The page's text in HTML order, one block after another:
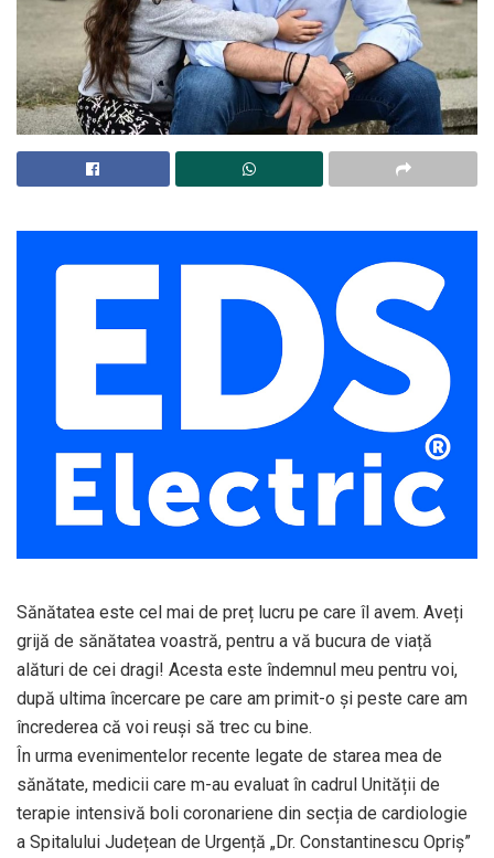
Sănătatea este cel mai de preț lucru pe care îl avem. Aveți
grijă de sănătatea voastră, pentru a vă bucura de viață
alături de cei dragi! Acesta este îndemnul meu pentru voi,
după ultima încercare pe care am primit-o și peste care am
încrederea că voi reuși să trec cu bine.
În urma evenimentelor recente legate de starea mea de
sănătate, medicii care m-au evaluat în cadrul Unității de
terapie intensivă boli coronariene din secția de cardiologie
a Spitalului Județean de Urgență „Dr. Constantinescu Opriș”